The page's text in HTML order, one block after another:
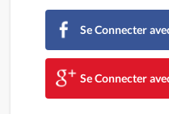
Se Connecter
Se Connecter